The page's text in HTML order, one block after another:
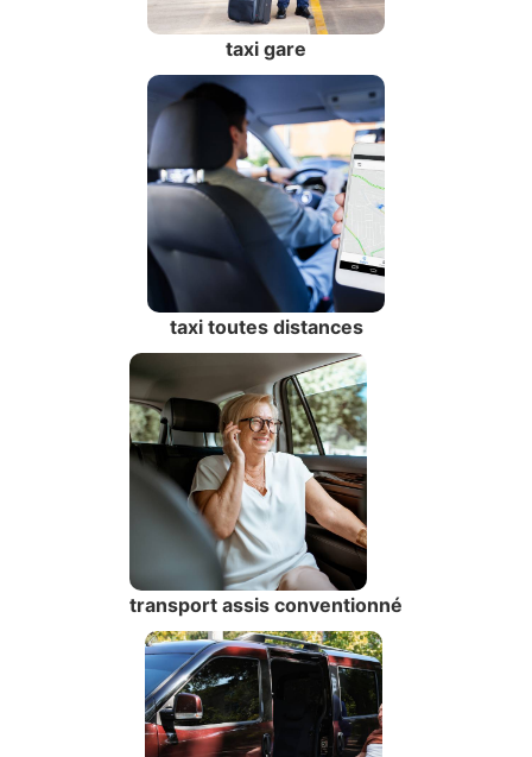
taxi gare
taxi toutes distances
transport assis conventionné